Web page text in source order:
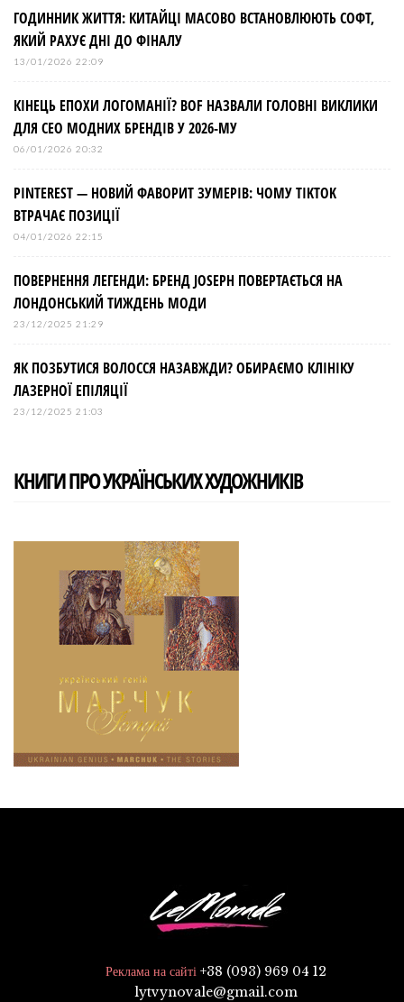
ГОДИННИК ЖИТТЯ: КИТАЙЦІ МАСОВО ВСТАНОВЛЮЮТЬ СОФТ,
ЯКИЙ РАХУЄ ДНІ ДО ФІНАЛУ
13/01/2026 22:09
КІНЕЦЬ ЕПОХИ ЛОГОМАНІЇ? BOF НАЗВАЛИ ГОЛОВНІ ВИКЛИКИ
ДЛЯ СЕО МОДНИХ БРЕНДІВ У 2026-МУ
06/01/2026 20:32
PINTEREST — НОВИЙ ФАВОРИТ ЗУМЕРІВ: ЧОМУ TIKTOK
ВТРАЧАЄ ПОЗИЦІЇ
04/01/2026 22:15
ПОВЕРНЕННЯ ЛЕГЕНДИ: БРЕНД JOSEPH ПОВЕРТАЄТЬСЯ НА
ЛОНДОНСЬКИЙ ТИЖДЕНЬ МОДИ
23/12/2025 21:29
ЯК ПОЗБУТИСЯ ВОЛОССЯ НАЗАВЖДИ? ОБИРАЄМО КЛІНІКУ
ЛАЗЕРНОЇ ЕПІЛЯЦІЇ
23/12/2025 21:03
КНИГИ ПРО УКРАЇНСЬКИХ ХУДОЖНИКІВ
Реклама на сайті +38 (093) 969 04 12
lytvynovale@gmail.com